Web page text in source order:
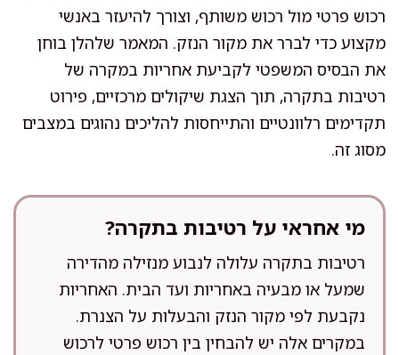
רכוש פרטי מול רכוש משותף, וצורך להיעזר באנשי
מקצוע כדי לברר את מקור הנזק. המאמר שלהלן בוחן
את הבסיס המשפטי לקביעת אחריות במקרה של
רטיבות בתקרה, תוך הצגת שיקולים מרכזיים, פירוט
תקדימים רלוונטיים והתייחסות להליכים נהוגים במצבים
מסוג זה.
מי אחראי על רטיבות בתקרה?
רטיבות בתקרה עלולה לנבוע מנזילה מהדירה
שמעל או מבעיה באחריות ועד הבית. האחריות
נקבעת לפי מקור הנזק והבעלות על הצנרת.
במקרים אלה יש להבחין בין רכוש פרטי לרכוש